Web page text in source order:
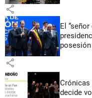
share
El
posesión
share
Crónicas
decide